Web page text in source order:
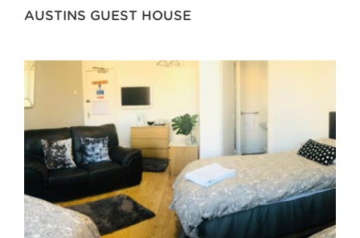
AUSTINS GUEST HOUSE